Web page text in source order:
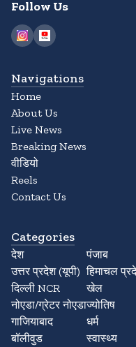
Follow Us
Navigations
Home
About Us
Live News
Breaking News
वीडियो
Reels
Contact Us
Categories
देश
उत्तर प्रदेश (यूपी)
दिल्ली NCR
नोएडा/ग्रेटर नोएडा
गाजियाबाद
बॉलीवुड
पंजाब
हिमाचल
खेल
ज्योतिष
धर्म
स्वास्थ्य